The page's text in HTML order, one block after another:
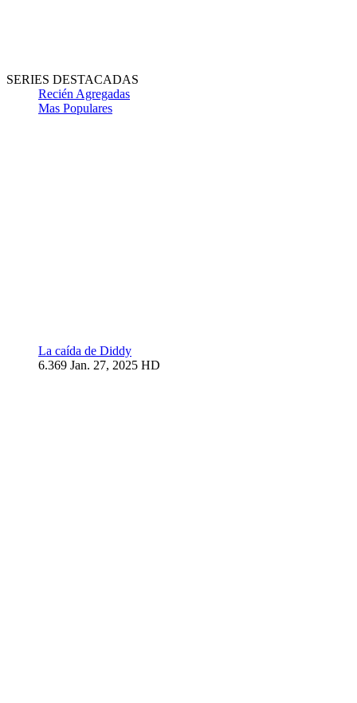
SERIES DESTACADAS
Recién Agregadas
Mas Populares
La caída de Diddy
6.369 Jan. 27, 2025 HD